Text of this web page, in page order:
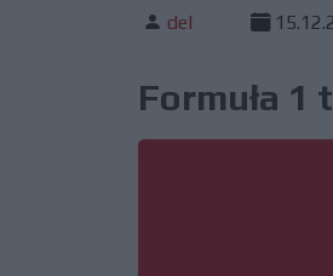
del
Formuła 1